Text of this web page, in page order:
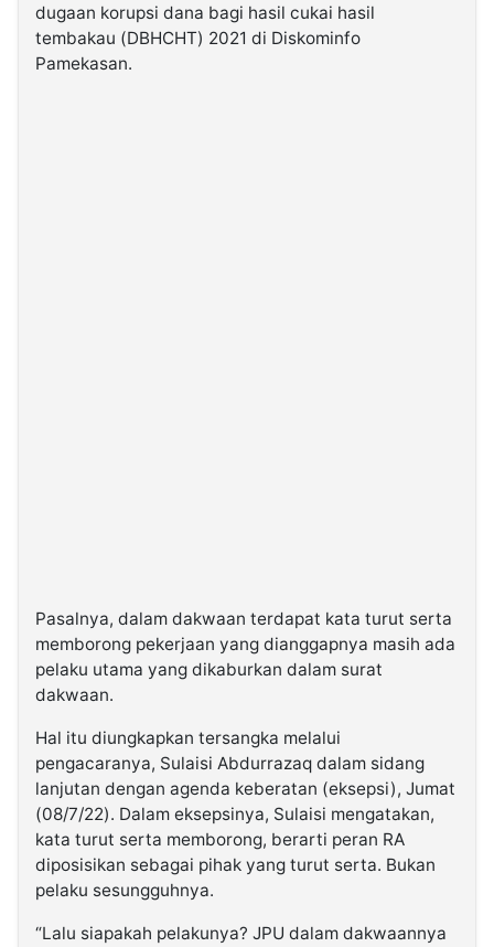
Kabarbaru
Media
Holding
dugaan korupsi dana bagi hasil cukai hasil
tembakau (DBHCHT) 2021 di Diskominfo
Pamekasan.
Pasalnya, dalam dakwaan terdapat kata turut serta
memborong pekerjaan yang dianggapnya masih ada
pelaku utama yang dikaburkan dalam surat
dakwaan.
Hal itu diungkapkan tersangka melalui
pengacaranya, Sulaisi Abdurrazaq dalam sidang
lanjutan dengan agenda keberatan (eksepsi), Jumat
(08/7/22). Dalam eksepsinya, Sulaisi mengatakan,
kata turut serta memborong, berarti peran RA
diposisikan sebagai pihak yang turut serta. Bukan
pelaku sesungguhnya.
“Lalu siapakah pelakunya? JPU dalam dakwaannya